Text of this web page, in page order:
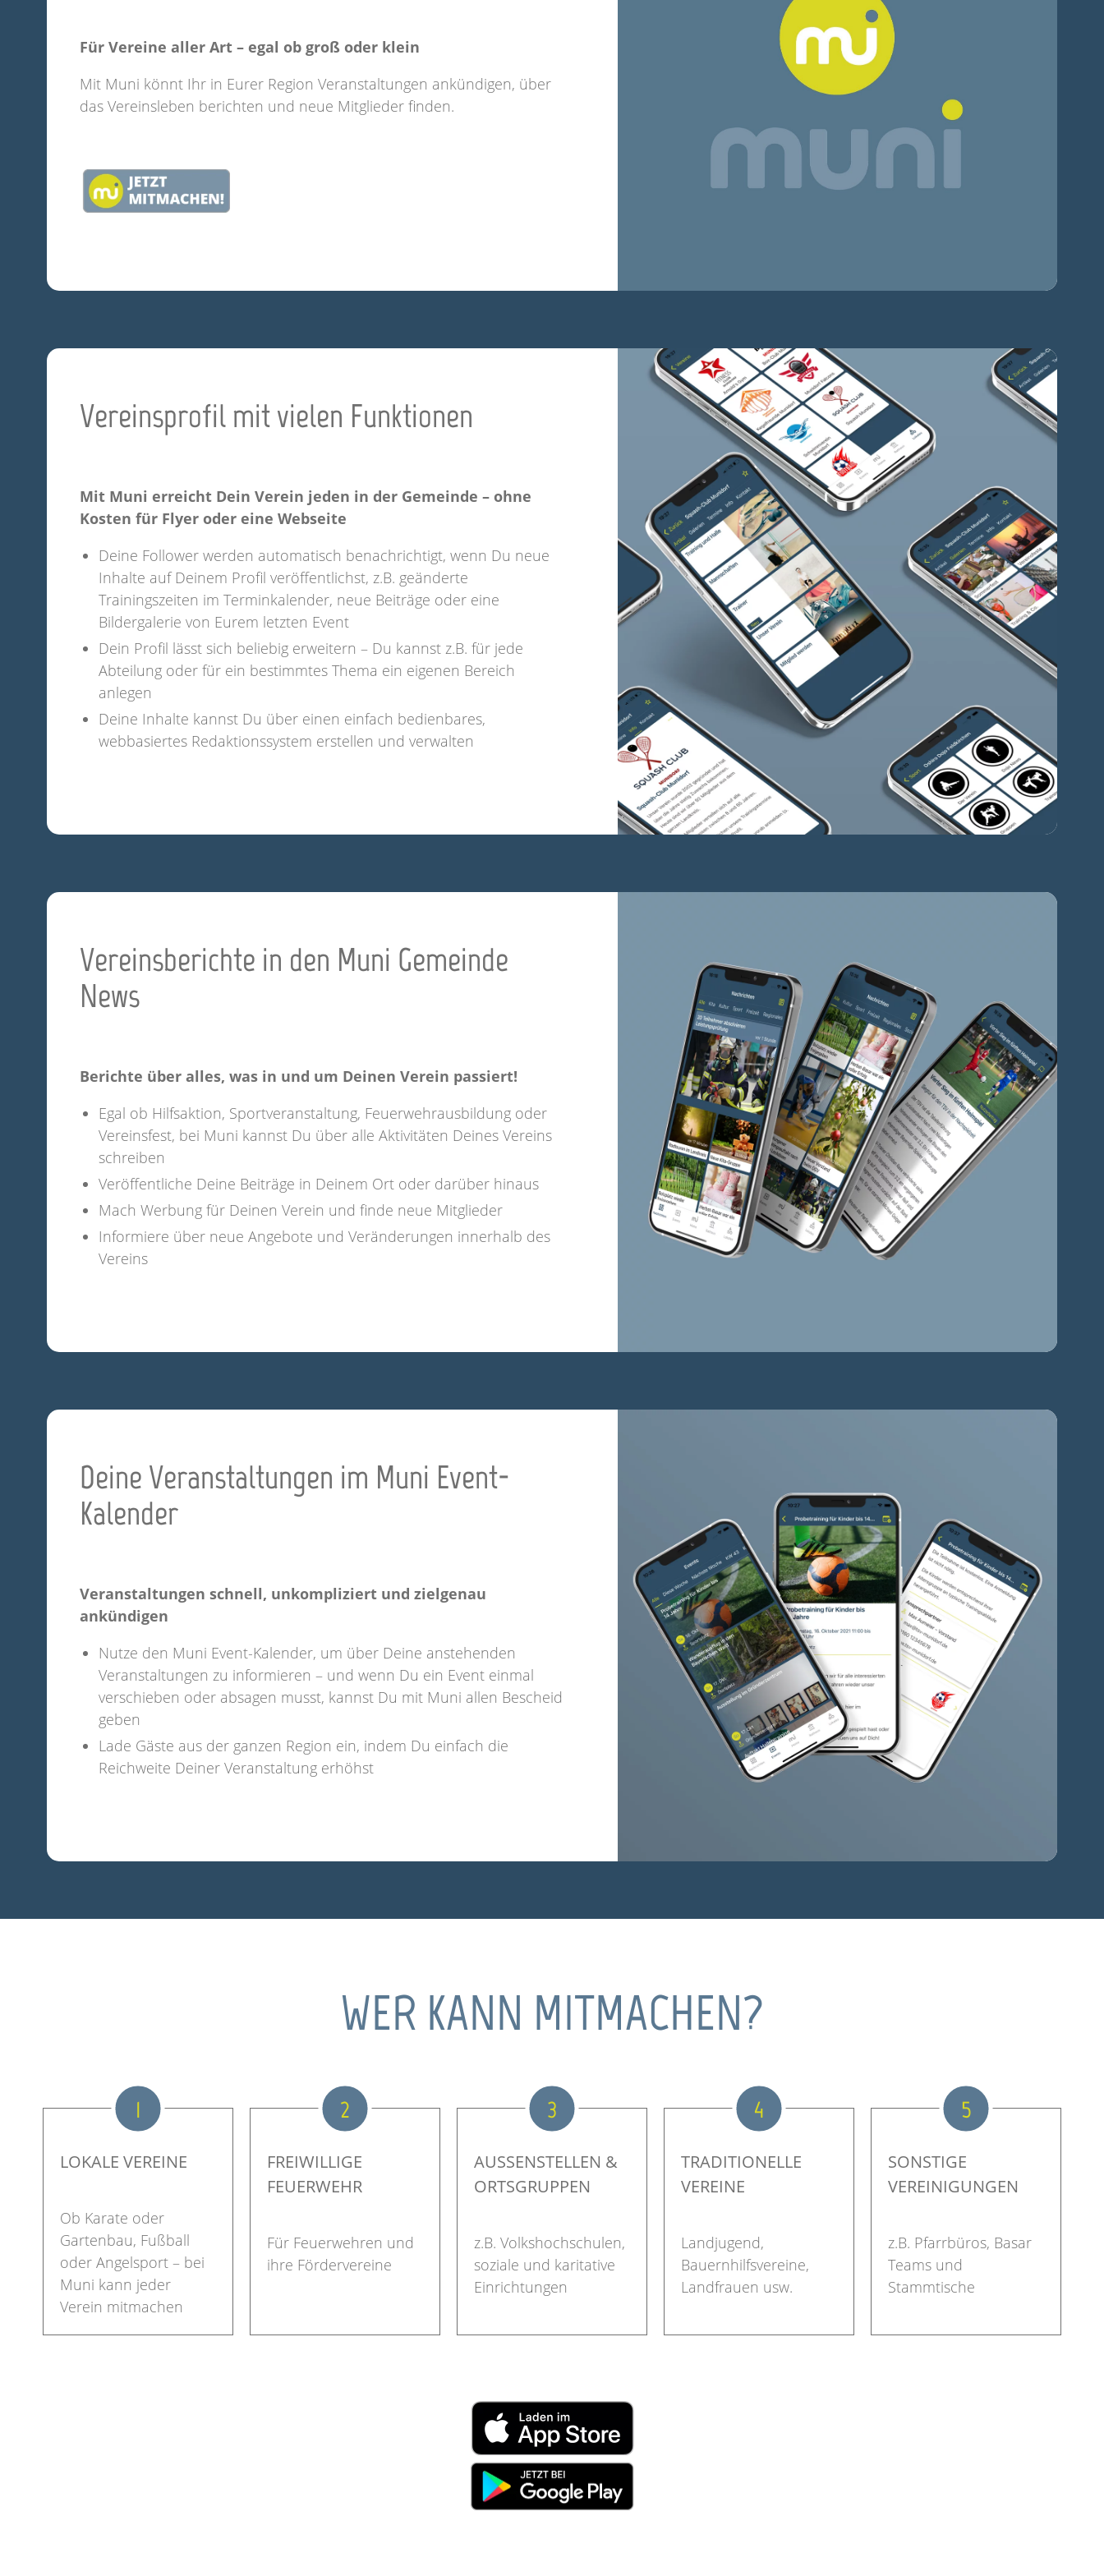
Für Vereine aller Art – egal ob groß oder klein
Mit Muni könnt Ihr in Eurer Region Veranstaltungen ankündigen, über
das Vereinsleben berichten und neue Mitglieder finden.
Vereinsprofil mit vielen Funktionen
Mit Muni erreicht Dein Verein jeden in der Gemeinde – ohne
Kosten für Flyer oder eine Webseite
Deine Follower werden automatisch benachrichtigt, wenn Du neue
Inhalte auf Deinem Profil veröffentlichst, z.B. geänderte
Trainingszeiten im Terminkalender, neue Beiträge oder eine
Bildergalerie von Eurem letzten Event
Dein Profil lässt sich beliebig erweitern – Du kannst z.B. für jede
Abteilung oder für ein bestimmtes Thema ein eigenen Bereich
anlegen
Deine Inhalte kannst Du über einen einfach bedienbares,
webbasiertes Redaktionssystem erstellen und verwalten
Vereinsberichte in den Muni Gemeinde
News
Berichte über alles, was in und um Deinen Verein passiert!
Egal ob Hilfsaktion, Sportveranstaltung, Feuerwehrausbildung oder
Vereinsfest, bei Muni kannst Du über alle Aktivitäten Deines Vereins
schreiben
Veröffentliche Deine Beiträge in Deinem Ort oder darüber hinaus
Mach Werbung für Deinen Verein und finde neue Mitglieder
Informiere über neue Angebote und Veränderungen innerhalb des
Vereins
Deine Veranstaltungen im Muni Event-
Kalender
Veranstaltungen schnell, unkompliziert und zielgenau
ankündigen
Nutze den Muni Event-Kalender, um über Deine anstehenden
Veranstaltungen zu informieren – und wenn Du ein Event einmal
verschieben oder absagen musst, kannst Du mit Muni allen Bescheid
geben
Lade Gäste aus der ganzen Region ein, indem Du einfach die
Reichweite Deiner Veranstaltung erhöhst
WER KANN MITMACHEN?
1
LOKALE VEREINE
Ob Karate oder
Gartenbau, Fußball
oder Angelsport – bei
Muni kann jeder
Verein mitmachen
2
FREIWILLIGE
FEUERWEHR
Für Feuerwehren und
ihre Fördervereine
3
AUSSENSTELLEN & O
RTSGRUPPEN
z.B. Volkshochschulen,
soziale und karitative
Einrichtungen
4
TRADITIONELLE
VEREINE
Landjugend,
Bauernhilfsvereine,
Landfrauen usw.
5
SONSTIGE
VEREINIGUNGEN
z.B. Pfarrbüros, Basar
Teams und
Stammtische